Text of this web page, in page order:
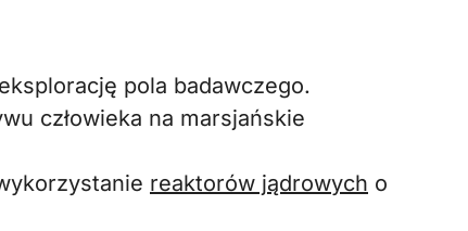
pola badawczego.
człowieka na marsjańskie
reaktorów jądrowych o